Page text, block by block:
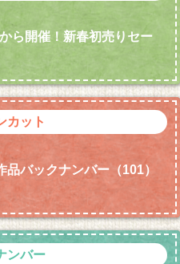
ら開催！新春初売りセー
カット
品バックナンバー（101）
ンバー